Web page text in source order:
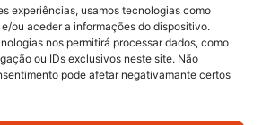
experiências, usamos tecnologias como
ou aceder a informações do dispositivo.
nos permitirá processar dados, como
ou IDs exclusivos neste site. Não
pode afetar negativamante certos